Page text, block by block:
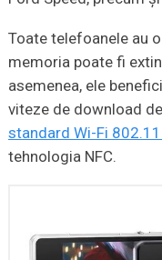
Toate telefoanele au
memoria poate fi
asemenea, ele
viteze de download
standard Wi-Fi
tehnologia NFC.